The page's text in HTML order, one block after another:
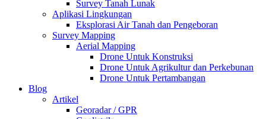
Survey Tanah Lunak
Aplikasi Lingkungan
Eksplorasi Air Tanah dan Pengeboran
Survey Mapping
Aerial Mapping
Drone Untuk Konstruksi
Drone Untuk Agrikultur dan Perkebunan
Drone Untuk Pertambangan
Blog
Artikel
Georadar / GPR